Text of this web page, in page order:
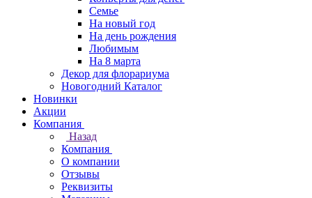
Семье
На новый год
На день рождения
Любимым
На 8 марта
Декор для флорариума
Новогодний Каталог
Новинки
Акции
Компания
Назад
Компания
О компании
Отзывы
Реквизиты